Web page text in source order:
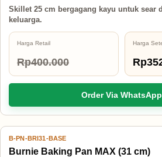
Skillet 25 cm bergagang kayu untuk sear
keluarga.
Harga Retail
Rp400.000
Harga
Order Via WhatsApp
12% OFF
B-PN-BRI31-BASE
Burnie Baking Pan MAX (31 cm)